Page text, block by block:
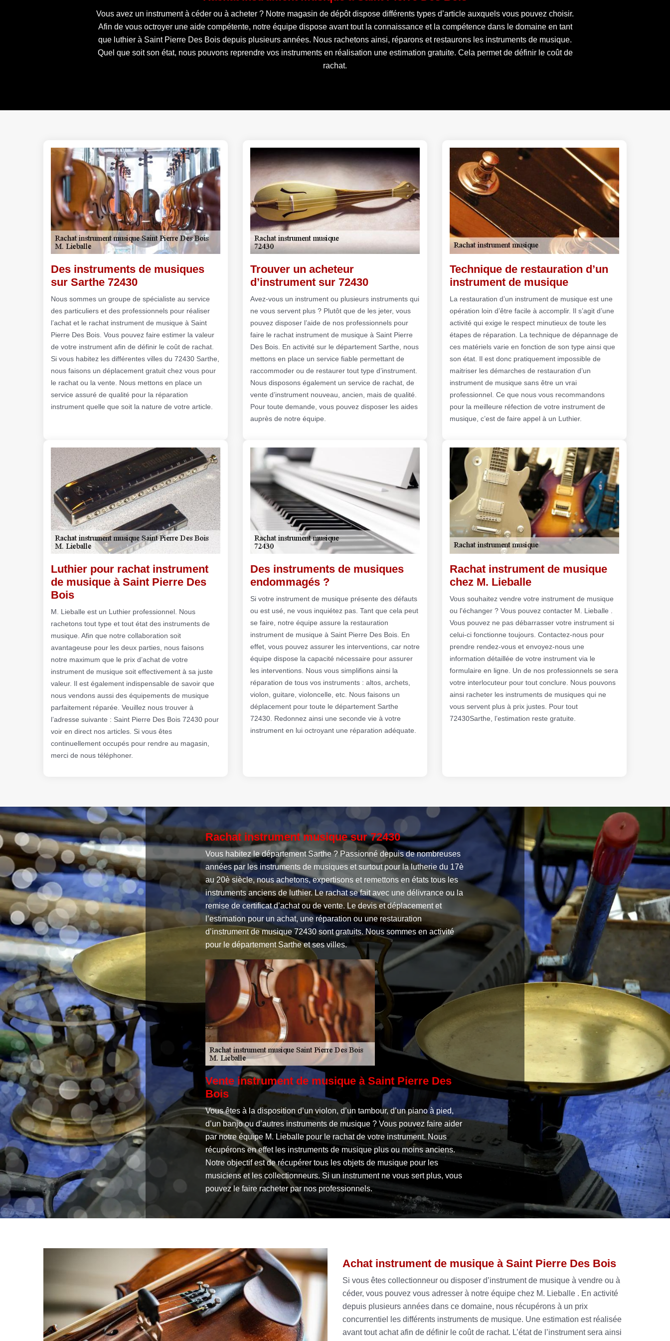
Vous avez un instrument à céder ou à acheter ? Notre magasin de dépôt dispose différents types d’article auxquels vous pouvez choisir.
Afin de vous octroyer une aide compétente, notre équipe dispose avant tout la connaissance et la compétence dans le domaine en tant
que luthier à Saint Pierre Des Bois depuis plusieurs années. Nous rachetons ainsi, réparons et restaurons les instruments de musique.
Quel que soit son état, nous pouvons reprendre vos instruments en réalisation une estimation gratuite. Cela permet de définir le coût de
rachat.
Des instruments de musiques
sur Sarthe 72430
Nous sommes un groupe de spécialiste au service
des particuliers et des professionnels pour réaliser
l’achat et le rachat instrument de musique à Saint
Pierre Des Bois. Vous pouvez faire estimer la valeur
de votre instrument afin de définir le coût de rachat.
Si vous habitez les différentes villes du 72430 Sarthe,
nous faisons un déplacement gratuit chez vous pour
le rachat ou la vente. Nous mettons en place un
service assuré de qualité pour la réparation
instrument quelle que soit la nature de votre article.
Trouver un acheteur
d’instrument sur 72430
Avez-vous un instrument ou plusieurs instruments qui
ne vous servent plus ? Plutôt que de les jeter, vous
pouvez disposer l’aide de nos professionnels pour
faire le rachat instrument de musique à Saint Pierre
Des Bois. En activité sur le département Sarthe, nous
mettons en place un service fiable permettant de
raccommoder ou de restaurer tout type d’instrument.
Nous disposons également un service de rachat, de
vente d’instrument nouveau, ancien, mais de qualité.
Pour toute demande, vous pouvez disposer les aides
auprès de notre équipe.
Technique de restauration d’un
instrument de musique
La restauration d’un instrument de musique est une
opération loin d’être facile à accomplir. Il s’agit d’une
activité qui exige le respect minutieux de toute les
étapes de réparation. La technique de dépannage de
ces matériels varie en fonction de son type ainsi que
son état. Il est donc pratiquement impossible de
maitriser les démarches de restauration d’un
instrument de musique sans être un vrai
professionnel. Ce que nous vous recommandons
pour la meilleure réfection de votre instrument de
musique, c’est de faire appel à un Luthier.
Luthier pour rachat instrument
de musique à Saint Pierre Des
Bois
M. Lieballe est un Luthier professionnel. Nous
rachetons tout type et tout état des instruments de
musique. Afin que notre collaboration soit
avantageuse pour les deux parties, nous faisons
notre maximum que le prix d’achat de votre
instrument de musique soit effectivement à sa juste
valeur. Il est également indispensable de savoir que
nous vendons aussi des équipements de musique
parfaitement réparée. Veuillez nous trouver à
l’adresse suivante : Saint Pierre Des Bois 72430 pour
voir en direct nos articles. Si vous êtes
continuellement occupés pour rendre au magasin,
merci de nous téléphoner.
Des instruments de musiques
endommagés ?
Si votre instrument de musique présente des défauts
ou est usé, ne vous inquiétez pas. Tant que cela peut
se faire, notre équipe assure la restauration
instrument de musique à Saint Pierre Des Bois. En
effet, vous pouvez assurer les interventions, car notre
équipe dispose la capacité nécessaire pour assurer
les interventions. Nous vous simplifions ainsi la
réparation de tous vos instruments : altos, archets,
violon, guitare, violoncelle, etc. Nous faisons un
déplacement pour toute le département Sarthe
72430. Redonnez ainsi une seconde vie à votre
instrument en lui octroyant une réparation adéquate.
Rachat instrument de musique
chez M. Lieballe
Vous souhaitez vendre votre instrument de musique
ou l'échanger ? Vous pouvez contacter M. Lieballe .
Vous pouvez ne pas débarrasser votre instrument si
celui-ci fonctionne toujours. Contactez-nous pour
prendre rendez-vous et envoyez-nous une
information détaillée de votre instrument via le
formulaire en ligne. Un de nos professionnels se sera
votre interlocuteur pour tout conclure. Nous pouvons
ainsi racheter les instruments de musiques qui ne
vous servent plus à prix justes. Pour tout
72430Sarthe, l’estimation reste gratuite.
Rachat instrument musique sur 72430
Vous habitez le département Sarthe ? Passionné depuis de nombreuses
années par les instruments de musiques et surtout pour la lutherie du 17è
au 20è siècle, nous achetons, expertisons et remettons en états tous les
instruments anciens de luthier. Le rachat se fait avec une délivrance ou la
remise de certificat d’achat ou de vente. Le devis et déplacement et
l’estimation pour un achat, une réparation ou une restauration
d’instrument de musique 72430 sont gratuits. Nous sommes en activité
pour le département Sarthe et ses villes.
Vente instrument de musique à Saint Pierre Des
Bois
Vous êtes à la disposition d’un violon, d’un tambour, d’un piano à pied,
d’un banjo ou d’autres instruments de musique ? Vous pouvez faire aider
par notre équipe M. Lieballe pour le rachat de votre instrument. Nous
récupérons en effet les instruments de musique plus ou moins anciens.
Notre objectif est de récupérer tous les objets de musique pour les
musiciens et les collectionneurs. Si un instrument ne vous sert plus, vous
pouvez le faire racheter par nos professionnels.
Achat instrument de musique à Saint Pierre Des Bois
Si vous êtes collectionneur ou disposer d’instrument de musique à vendre ou à
céder, vous pouvez vous adresser à notre équipe chez M. Lieballe . En activité
depuis plusieurs années dans ce domaine, nous récupérons à un prix
concurrentiel les différents instruments de musique. Une estimation est réalisée
avant tout achat afin de définir le coût de rachat. L’état de l’instrument sera ainsi